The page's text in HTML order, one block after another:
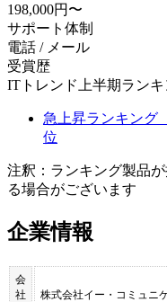
198,000円〜
サポート体制
電話 / メール
受賞歴
ITトレンド上半期ランキ
急上昇ランキング
位
注釈：ランキング製品
る場合がございます
企業情報
会
社
株式会社イー・コミュニ